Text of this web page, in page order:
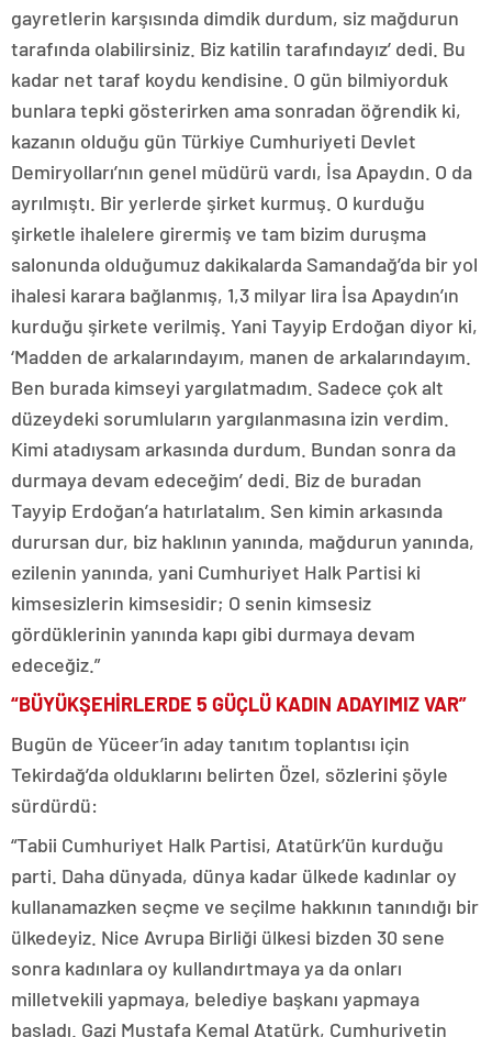
gayretlerin karşısında dimdik durdum, siz mağdurun
tarafında olabilirsiniz. Biz katilin tarafındayız’ dedi. Bu
kadar net taraf koydu kendisine. O gün bilmiyorduk
bunlara tepki gösterirken ama sonradan öğrendik ki,
kazanın olduğu gün Türkiye Cumhuriyeti Devlet
Demiryolları’nın genel müdürü vardı, İsa Apaydın. O da
ayrılmıştı. Bir yerlerde şirket kurmuş. O kurduğu
şirketle ihalelere girermiş ve tam bizim duruşma
salonunda olduğumuz dakikalarda Samandağ’da bir yol
ihalesi karara bağlanmış, 1,3 milyar lira İsa Apaydın’ın
kurduğu şirkete verilmiş. Yani Tayyip Erdoğan diyor ki,
‘Madden de arkalarındayım, manen de arkalarındayım.
Ben burada kimseyi yargılatmadım. Sadece çok alt
düzeydeki sorumluların yargılanmasına izin verdim.
Kimi atadıysam arkasında durdum. Bundan sonra da
durmaya devam edeceğim’ dedi. Biz de buradan
Tayyip Erdoğan’a hatırlatalım. Sen kimin arkasında
durursan dur, biz haklının yanında, mağdurun yanında,
ezilenin yanında, yani Cumhuriyet Halk Partisi ki
kimsesizlerin kimsesidir; O senin kimsesiz
gördüklerinin yanında kapı gibi durmaya devam
edeceğiz.”
“BÜYÜKŞEHİRLERDE 5 GÜÇLÜ KADIN ADAYIMIZ VAR”
Bugün de Yüceer’in aday tanıtım toplantısı için
Tekirdağ’da olduklarını belirten Özel, sözlerini şöyle
sürdürdü:
“Tabii Cumhuriyet Halk Partisi, Atatürk’ün kurduğu
parti. Daha dünyada, dünya kadar ülkede kadınlar oy
kullanamazken seçme ve seçilme hakkının tanındığı bir
ülkedeyiz. Nice Avrupa Birliği ülkesi bizden 30 sene
sonra kadınlara oy kullandırtmaya ya da onları
milletvekili yapmaya, belediye başkanı yapmaya
başladı. Gazi Mustafa Kemal Atatürk, Cumhuriyetin